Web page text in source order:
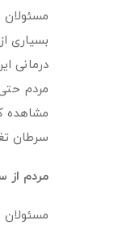
بسیاری
درمانی
مردم
مشاهده
سرطان
مردم از